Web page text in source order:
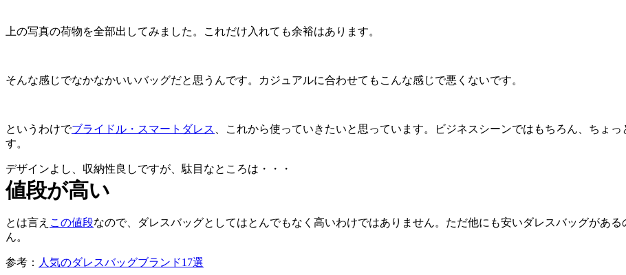
上の写真の荷物を全部出してみました。これだけ入れても余裕はあります。
そんな感じでなかなかいいバッグだと思うんです。カジュアルに合わせてもこんな感じで悪くないです。
というわけでブライドル・スマートダレス
、これから使っていきたいと思っています。ビジネスシーンではもちろん、ちょ
す。
デザインよし、収納性良しですが、駄目なところは・・・
値段が高い
とは言え この値段なので、ダレスバッグとしてはとんでもなく高いわけではありません。ただ他にも安いダレスバッグがあ
ん。
参考： 人気のダレスバッグブランド17選